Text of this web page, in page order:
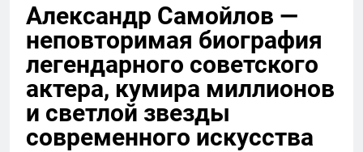
Александр Самойлов —
неповторимая биография
легендарного советского
актера, кумира миллионов
и светлой звезды
современного искусства